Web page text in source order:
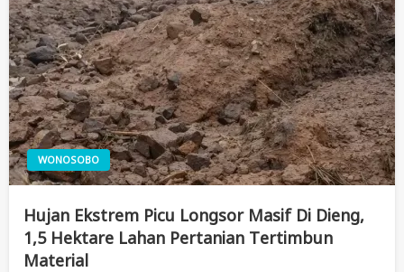
WONOSOBO
Hujan Ekstrem Picu Longsor Masif Di Dieng,
1,5 Hektare Lahan Pertanian Tertimbun
Material